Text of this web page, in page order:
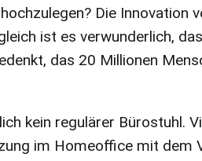
Die Innovation
ist es verwunderlich,
das 20 Millionen
kein regulärer Bürostuhl.
im Homeoffice mit dem